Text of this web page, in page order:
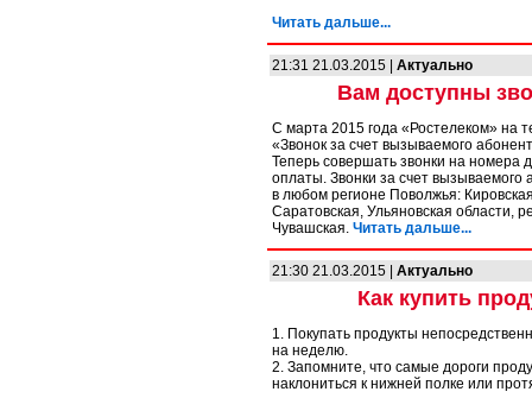
Читать дальше...
21:31 21.03.2015 | Актуально
Вам доступны
С марта 2015 года «Ростелеком» на
«Звонок за счет вызываемого
Теперь совершать звонки на
оплаты. Звонки за счет вызываемого
в любом регионе Поволжья:
Саратовская, Ульяновская области,
Чувашская. Читать дальше...
21:30 21.03.2015 | Актуально
Как купить
1. Покупать продукты
на неделю.
2. Запомните, что самые дороги
наклониться к нижней полке или